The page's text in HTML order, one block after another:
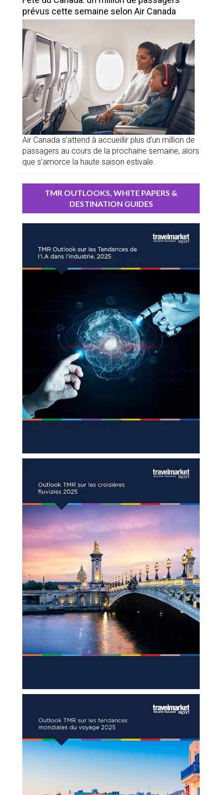
prévus cette semaine selon Air Canada
Air Canada s’attend à accueillir plus d’un million de
passagers au cours de la prochaine semaine, alors
que s’amorce la haute saison estivale.
TMR OUTLOOKS, WHITE PAPERS &
DESTINATION GUIDES